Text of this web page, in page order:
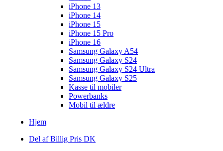
iPhone 13
iPhone 14
iPhone 15
iPhone 15 Pro
iPhone 16
Samsung Galaxy A54
Samsung Galaxy S24
Samsung Galaxy S24 Ultra
Samsung Galaxy S25
Kasse til mobiler
Powerbanks
Mobil til ældre
Hjem
Del af Billig Pris DK